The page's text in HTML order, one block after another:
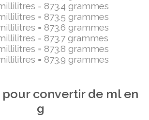
= 873.4 grammes
= 873.5 grammes
= 873.6 grammes
= 873.7 grammes
= 873.8 grammes
= 873.9 grammes
pour convertir de ml en
g